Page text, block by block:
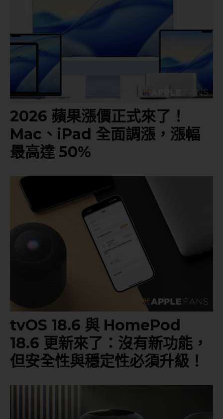
2026 蘋果漲價正式來了！
Mac、iPad 全面調漲，漲幅
最高達 50%
tvOS 18.6 與 HomePod
18.6 更新來了：沒有新功能，
但安全性與穩定性必須升級！